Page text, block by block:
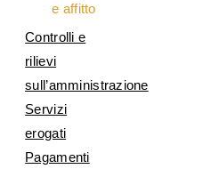
e affitto
Controlli e
rilievi
sull’amministrazione
Servizi
erogati
Pagamenti